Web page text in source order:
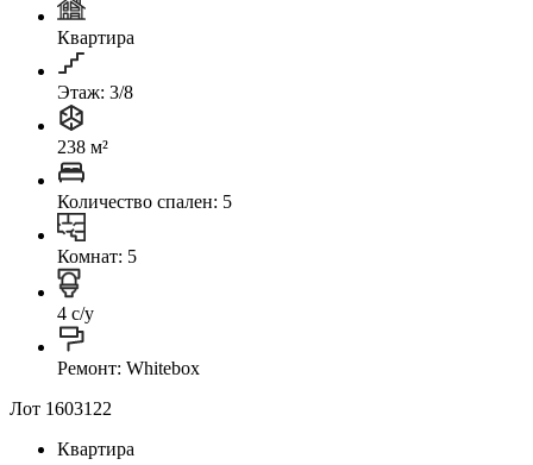
Квартира
Этаж: 3/8
238 м²
Количество спален: 5
Комнат: 5
4 с/у
Ремонт: Whitebox
Лот 1603122
Квартира